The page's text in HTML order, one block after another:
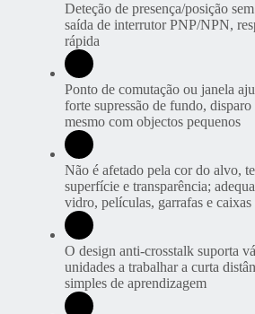
Deteção de presença/posição
saída de interrutor PNP/NPN,
rápida
Ponto de comutação ou janela
forte supressão de fundo, disparo
mesmo com objectos pequenos
Não é afetado pela cor do alvo,
superfície e transparência;
vidro, películas, garrafas e caixas
O design anti-crosstalk suporta
unidades a trabalhar a curta
simples de aprendizagem